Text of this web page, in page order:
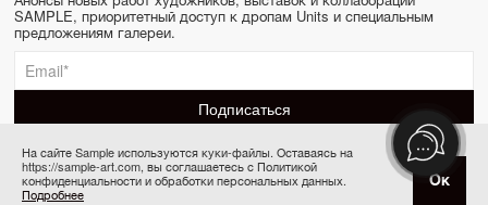
Купить за 80 000 ₽
SAMPLE, приоритетный доступ к дропам Units и специальным
предложениям галереи.
SAMPLE | Online gallery & Auction © 2022-2026
Сделано в Апривер
На сайте Sample используются куки-файлы. Оставаясь на
https://sample-art.com, вы соглашаетесь с Политикой
конфиденциальности и обработки персональных данных.
Подробнее
Ок